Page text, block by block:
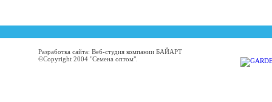
Разработка сайта: Веб-студия компании БАЙАРТ
©Copyright 2004 "Семена оптом".